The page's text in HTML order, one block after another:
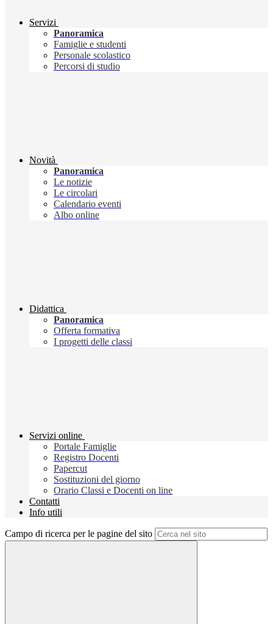
Servizi
Panoramica
Famiglie e studenti
Personale scolastico
Percorsi di studio
Novità
Panoramica
Le notizie
Le circolari
Calendario eventi
Albo online
Didattica
Panoramica
Offerta formativa
I progetti delle classi
Servizi online
Portale Famiglie
Registro Docenti
Papercut
Sostituzioni del giorno
Orario Classi e Docenti on line
Contatti
Info utili
Campo di ricerca per le pagine del sito